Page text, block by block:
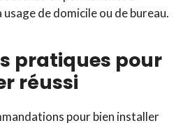
de domicile ou de bureau.
pratiques pour
réussi
pour bien installer